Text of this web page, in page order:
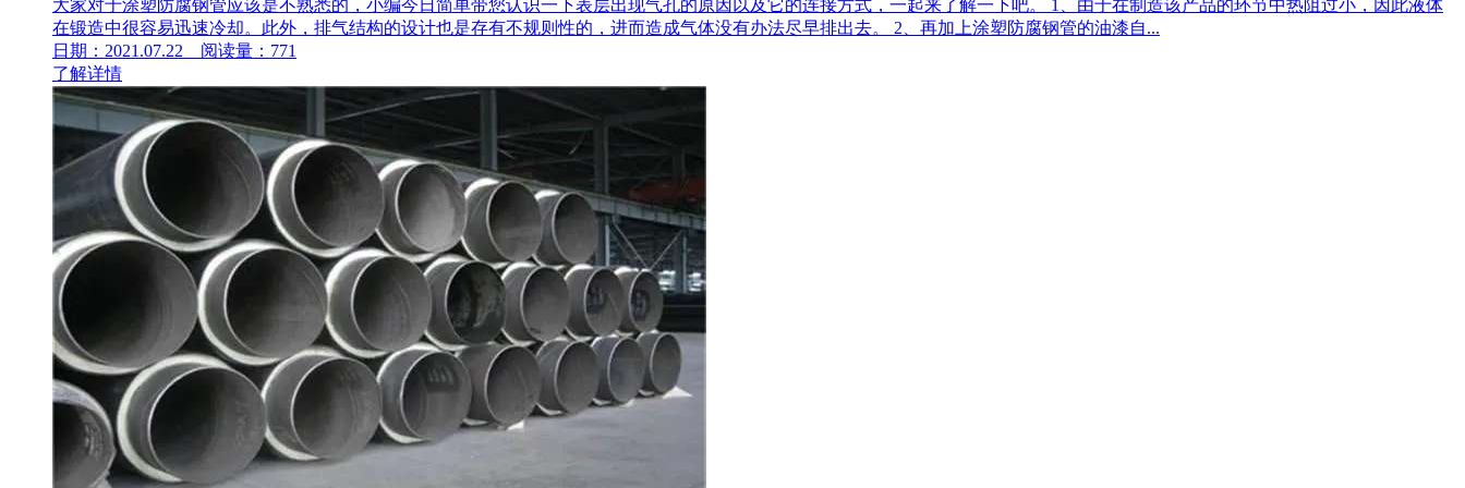
大家对于涂塑防腐钢管应该是不熟悉的，小编今日简单带您认识一下表层出现气孔的原因以及它的连接方式，一起来了解一下吧。 1、由于在制造该产品的环节中热阻过小，因此液体
在锻造中很容易迅速冷却。此外，排气结构的设计也是存有不规则性的，进而造成气体没有办法尽早排出去。 2、再加上涂塑防腐钢管的油漆自...
日期：2021.07.22 阅读量：771
了解详情